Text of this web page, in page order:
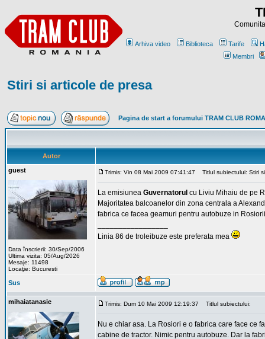
Arhiva video Biblioteca Tarife
Membri
Stiri si articole de presa
Pagina de start a forumului TRAM CLUB
Autor
guest
Data înscrierii: 30/Sep/2006
Ultima vizita: 05/Aug/2026
Mesaje: 11498
Locaţie: Bucuresti
Trimis: Vin 08 Mai 2009 07:41:47 Titlul subiectului: Stiri
La emisiunea Guvernatorul cu Liviu Mihaiu de pe
Majoritatea balcoanelor din zona centrala a
fabrica ce facea geamuri pentru autobuze in
Linia 86 de troleibuze este preferata mea
Sus
mihaiatanasie Trimis: Dum 10 Mai 2009 12:19:37 Titlul subiectului:
Nu e chiar asa. La Rosiori e o fabrica care face ce
cabine de tractor. Nimic pentru autobuze. Dar la